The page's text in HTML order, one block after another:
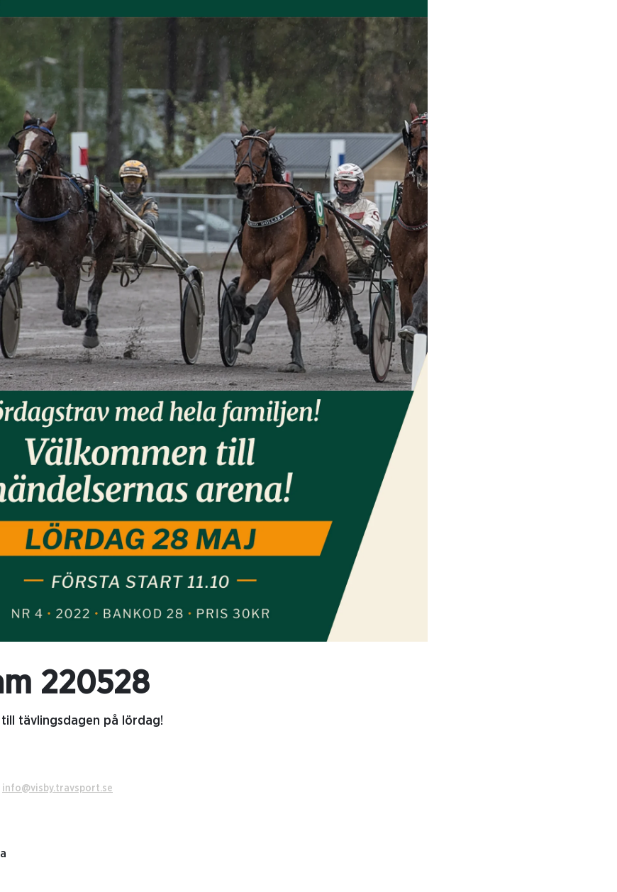
220528
tävlingsdagen på lördag!
info@visby.travsport.se